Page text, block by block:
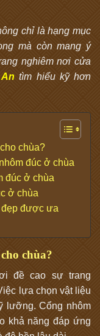
chỉ là hạng mục
mà còn mang ý
nghiêm nơi cửa
tìm hiểu kỹ hơn
chùa?
đúc ở chùa
đúc ở chùa
ở chùa
đẹp được ưa
chùa?
đề cao sự trang
lựa chọn vật liệu
lưỡng. Cổng nhôm
khả năng đáp ứng